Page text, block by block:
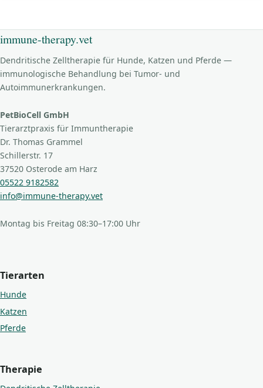
immune-therapy.vet
Dendritische Zelltherapie für Hunde, Katzen und Pferde —
immunologische Behandlung bei Tumor- und
Autoimmunerkrankungen.
PetBioCell GmbH
Tierarztpraxis für Immuntherapie
Dr. Thomas Grammel
Schillerstr. 17
37520 Osterode am Harz
05522 9182582
info@immune-therapy.vet
Montag bis Freitag 08:30–17:00 Uhr
Tierarten
Hunde
Katzen
Pferde
Therapie